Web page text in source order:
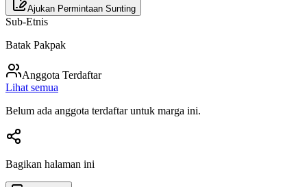
Ajukan Permintaan Sunting
Sub-Etnis
Batak Pakpak
Anggota Terdaftar
Lihat semua
Belum ada anggota terdaftar untuk marga ini.
Bagikan halaman ini